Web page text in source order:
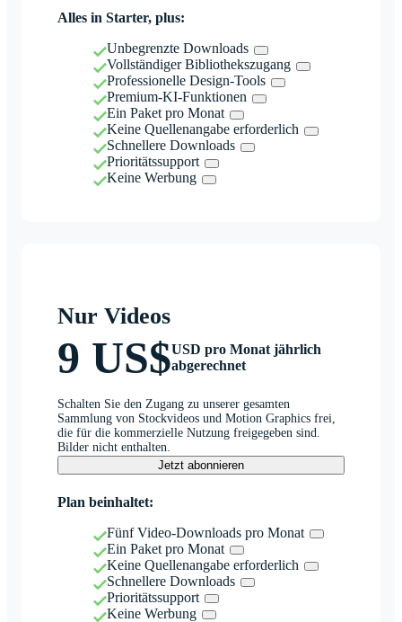
Alles in Starter, plus:
Unbegrenzte Downloads
Vollständiger Bibliothekszugang
Professionelle Design-Tools
Premium-KI-Funktionen
Ein Paket pro Monat
Keine Quellenangabe erforderlich
Schnellere Downloads
Prioritätssupport
Keine Werbung
Nur Videos
9 US$USD pro Monat jährlich
abgerechnet
Schalten Sie den Zugang zu unserer gesamten
Sammlung von Stockvideos und Motion Graphics frei,
die für die kommerzielle Nutzung freigegeben sind.
Bilder nicht enthalten.
Jetzt abonnieren
Plan beinhaltet:
Fünf Video-Downloads pro Monat
Ein Paket pro Monat
Keine Quellenangabe erforderlich
Schnellere Downloads
Prioritätssupport
Keine Werbung